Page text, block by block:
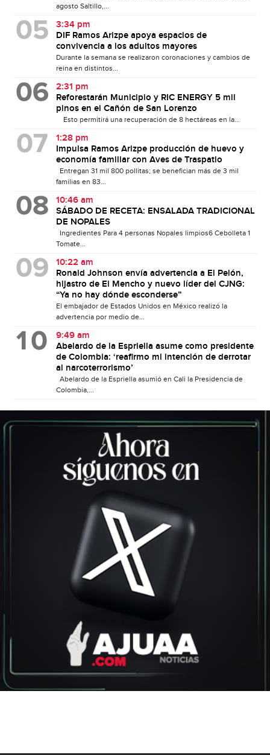
agosto Saltillo,...
3:34 pm
DIF Ramos Arizpe apoya espacios de
convivencia a los adultos mayores
Durante la semana se realizaron coronaciones y cambios de
reina en distintos...
2:31 pm
Reforestarán Municipio y RIC ENERGY 5 mil
pinos en el Cañón de San Lorenzo
Esto permitirá una recuperación de 8 hectáreas en la...
1:28 pm
Impulsa Ramos Arizpe producción de huevo y
economía familiar con Aves de Traspatio
Entregan 31 mil 800 pollitas; se benefician más de 3 mil
familias en 83...
10:46 am
SÁBADO DE RECETA: ENSALADA TRADICIONAL
DE NOPALES
Ingredientes Para 4 personas Nopales limpios6 Cebolleta 1
Tomate...
10:22 am
Ronald Johnson envía advertencia a El Pelón,
hijastro de El Mencho y nuevo líder del CJNG:
“Ya no hay dónde esconderse”
El embajador de Estados Unidos en México realizó la
advertencia por medio de...
9:49 am
Abelardo de la Espriella asume como presidente
de Colombia: ‘reafirmo mi intención de derrotar
al narcoterrorismo’
Abelardo de la Espriella asumió en Cali la Presidencia de
Colombia,...